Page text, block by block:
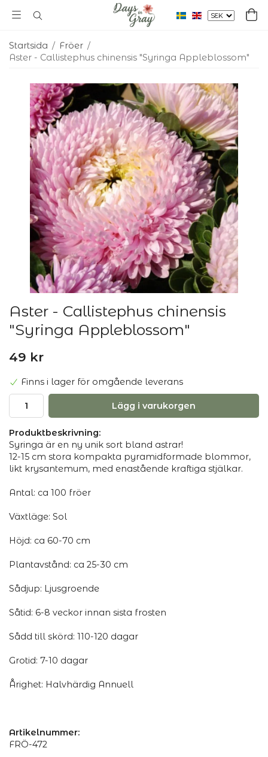
Startsida / Fröer /
Aster - Callistephus chinensis "Syringa Appleblossom"
Aster - Callistephus chinensis
"Syringa Appleblossom"
49 kr
Finns i lager för omgående leverans
Lägg i varukorgen
Produktbeskrivning:
Syringa är en ny unik sort bland astrar!
12-15 cm stora kompakta pyramidformade blommor,
likt krysantemum, med enastående kraftiga stjälkar.
Antal: ca 100 fröer
Växtläge: Sol
Höjd: ca 60-70 cm
Plantavstånd: ca 25-30 cm
Sådjup: Ljusgroende
Såtid: 6-8 veckor innan sista frosten
Sådd till skörd: 110-120 dagar
Grotid: 7-10 dagar
Årighet: Halvhärdig Annuell
Artikelnummer:
FRÖ-472